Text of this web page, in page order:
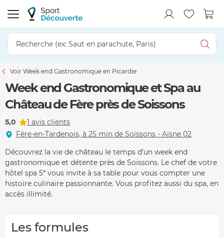
Voir Week end Gastronomique en Picardie
Week end Gastronomique et Spa au
Château de Fère près de Soissons
5,0
1 avis clients
Fère-en-Tardenois, à 25 min de Soissons - Aisne 02
Découvrez la vie de château le temps d'un week end
gastronomique et détente près de Soissons. Le chef de votre
hôtel spa 5* vous invite à sa table pour vous compter une
histoire culinaire passionnante. Vous profitez aussi du spa, en
accès illimité.
Les formules